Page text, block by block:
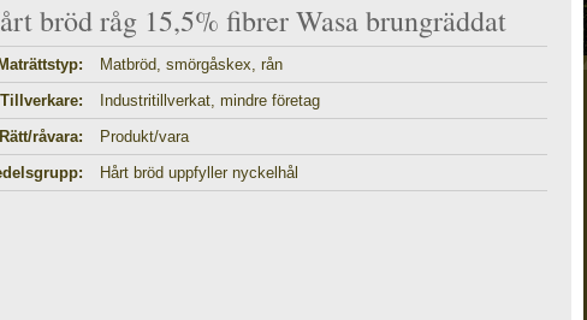
bröd råg 15,5% fibrer Wasa brungräddat
Maträttstyp:
Matbröd, smörgåskex, rån
Tillverkare:
Industritillverkat, mindre företag
Rätt/råvara:
Produkt/vara
Hårt bröd uppfyller nyckelhål